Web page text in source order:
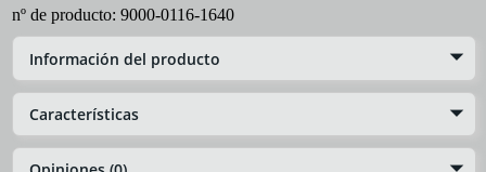
nº de producto: 9000-0116-1640
Información del producto
Características